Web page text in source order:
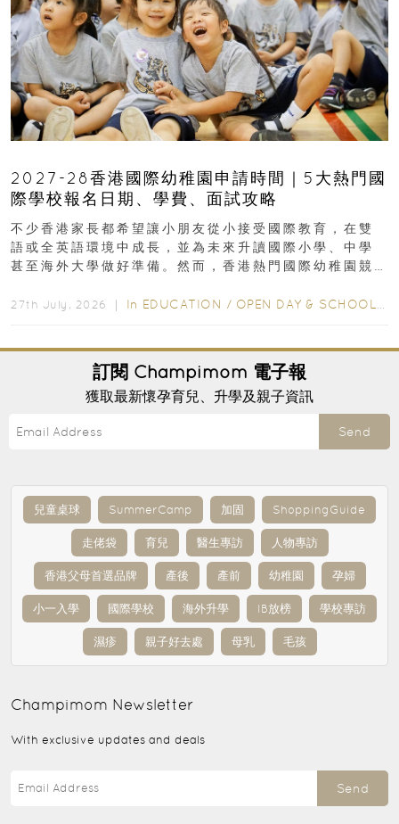
2027-28香港國際幼稚園申請時間｜5大熱門國
際學校報名日期、學費、面試攻略
不少香港家長都希望讓小朋友從小接受國際教育，在雙
語或全英語環境中成長，並為未來升讀國際小學、中學
甚至海外大學做好準備。然而，香港熱門國際幼稚園競
27th July, 2026 ｜ In EDUCATION / OPEN DAY & SCHOOL EVENTS
訂閱 Champimom 電子報
獲取最新懷孕育兒、升學及親子資訊
Send
兒童桌球 SummerCamp 加固 ShoppingGuide
走佬袋 育兒 醫生專訪 人物專訪
香港父母首選品牌 產後 產前 幼稚園 孕婦
小一入學 國際學校 海外升學 IB放榜 學校專訪
濕疹 親子好去處 母乳 毛孩
Champimom Newsletter
With exclusive updates and deals
Send